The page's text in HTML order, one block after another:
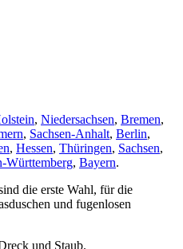
, Niedersachsen, Bremen,
, Sachsen-Anhalt, Berlin,
, Hessen, Thüringen, Sachsen,
Württemberg, Bayern.
die erste Wahl, für die
und fugenlosen
und Staub.